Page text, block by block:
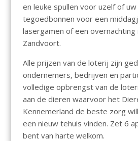
en leuke spullen voor uzelf of
tegoedbonnen voor een
lasergamen of een
Zandvoort.
Alle prijzen van de loterij zijn
ondernemers, bedrijven en
volledige opbrengst van de
aan de dieren waarvoor het
Kennemerland de beste zorg
een nieuw tehuis vinden. Zet 6
bent van harte welkom.